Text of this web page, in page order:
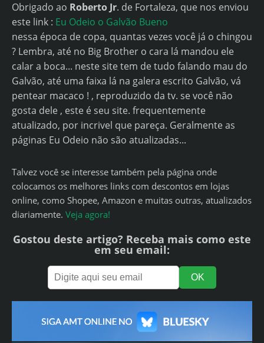
Obrigado ao Roberto Jr. de Fortaleza, que nos enviou
este link : Eu Odeio o Galvão Bueno
nessa época de copa, quantas vezes você já o chingou
? Lembra, até no Big Brother o cara lá mandou ele
calar a boca... neste site tem de tudo falando mau do
Galvão, até uma faixa lá na galera escrito Galvão, vá
pentear macaco ! , reproduzido da tv. se você não
gosta dele , este é seu site. frequentemente
atualizado, por incrivel que pareça. Geralmente as
páginas Eu Odeio não são atualizadas...
Talvez você se interesse também pela página onde
colocamos os melhores links com descontos em lojas
online, como Shopee, Amazon e muitas outras, atualizados
diariamente. Veja agora!
Gostou deste artigo? Receba mais como este
em seu email: